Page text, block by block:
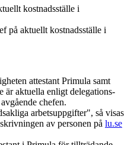
kostnadsställe i
på aktuellt kostnadsställe i
attestant Primula samt
är aktuella enligt delegations-
chefen.
arbetsuppgifter", så visas
av personen på lu.se